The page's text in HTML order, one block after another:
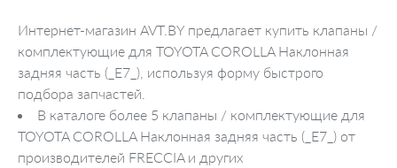
Интернет-магазин AVT.BY предлагает купить клапаны /
комплектующие для TOYOTA COROLLA Наклонная
задняя часть (_E7_), используя форму быстрого
подбора запчастей.
В каталоге более 5 клапаны / комплектующие для
TOYOTA COROLLA Наклонная задняя часть (_E7_) от
производителей FRECCIA и других